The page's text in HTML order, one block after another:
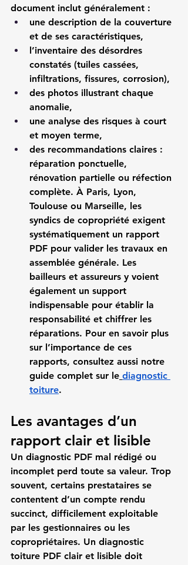
document inclut généralement :
une description de la couverture
et de ses caractéristiques,
l’inventaire des désordres
constatés (tuiles cassées,
infiltrations, fissures, corrosion),
des photos illustrant chaque
anomalie,
une analyse des risques à court
et moyen terme,
des recommandations claires :
réparation ponctuelle,
rénovation partielle ou réfection
complète. À Paris, Lyon,
Toulouse ou Marseille, les
syndics de copropriété exigent
systématiquement un rapport
PDF pour valider les travaux en
assemblée générale. Les
bailleurs et assureurs y voient
également un support
indispensable pour établir la
responsabilité et chiffrer les
réparations. Pour en savoir plus
sur l’importance de ces
rapports, consultez aussi notre
guide complet sur le diagnostic
toiture.
Les avantages d’un
rapport clair et lisible
Un diagnostic PDF mal rédigé ou
incomplet perd toute sa valeur. Trop
souvent, certains prestataires se
contentent d’un compte rendu
succinct, difficilement exploitable
par les gestionnaires ou les
copropriétaires. Un diagnostic
toiture PDF clair et lisible doit